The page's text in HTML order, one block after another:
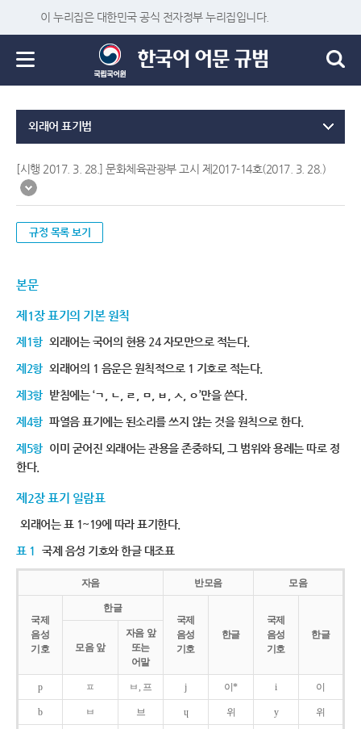
이 누리집은 대한민국 공식 전자정부 누리집입니다.
외래어 표기법
[시행 2017. 3. 28.] 문화체육관광부 고시 제2017-14호(2017. 3. 28.)
규정 목록 보기
본문
제1장 표기의 기본 원칙
제1항 외래어는 국어의 현용 24 자모만으로 적는다.
제2항 외래어의 1 음운은 원칙적으로 1 기호로 적는다.
제3항 받침에는 ‘ㄱ, ㄴ, ㄹ, ㅁ, ㅂ, ㅅ, ㅇ’만을 쓴다.
제4항 파열음 표기에는 된소리를 쓰지 않는 것을 원칙으로 한다.
제5항 이미 굳어진 외래어는 관용을 존중하되, 그 범위와 용례는 따로 정
한다.
제2장 표기 일람표
외래어는 표 1~19에 따라 표기한다.
표 1 국제 음성 기호와 한글 대조표
자음 반모음 모음
국제
음성
기호
한글
국제
음성
기호
한글
국제
음성
기호
한글
모음 앞
자음 앞
또는
어말
p ㅍ ㅂ, 프 j 이* i 이
b ㅂ 브 ɥ 위 y 위